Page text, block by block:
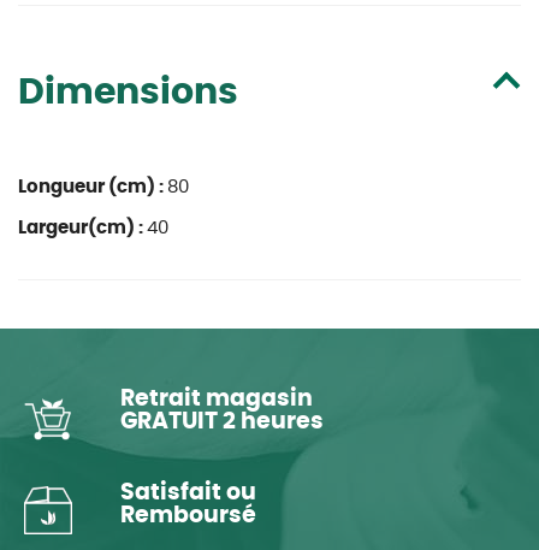
Dimensions
Longueur (cm) : 80
Largeur(cm) : 40
Retrait magasin
GRATUIT 2 heures
Satisfait ou
Remboursé